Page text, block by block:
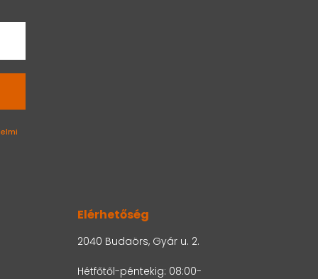
Elérhetőség
2040 Budaörs, Gyár u. 2.
Hétfőtől-péntekig: 08:00-